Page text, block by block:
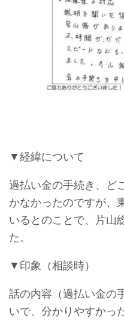
▼経緯について
過払い金の手続き、ど
かなかったのですが、
いるとのことで、片山
た。
▼印象（相談時）
話の内容（過払い金の
いで、分かりやすかっ